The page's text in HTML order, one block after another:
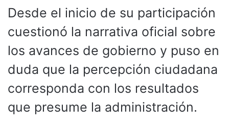
Desde el inicio de su participación
cuestionó la narrativa oficial sobre
los avances de gobierno y puso en
duda que la percepción ciudadana
corresponda con los resultados
que presume la administración.